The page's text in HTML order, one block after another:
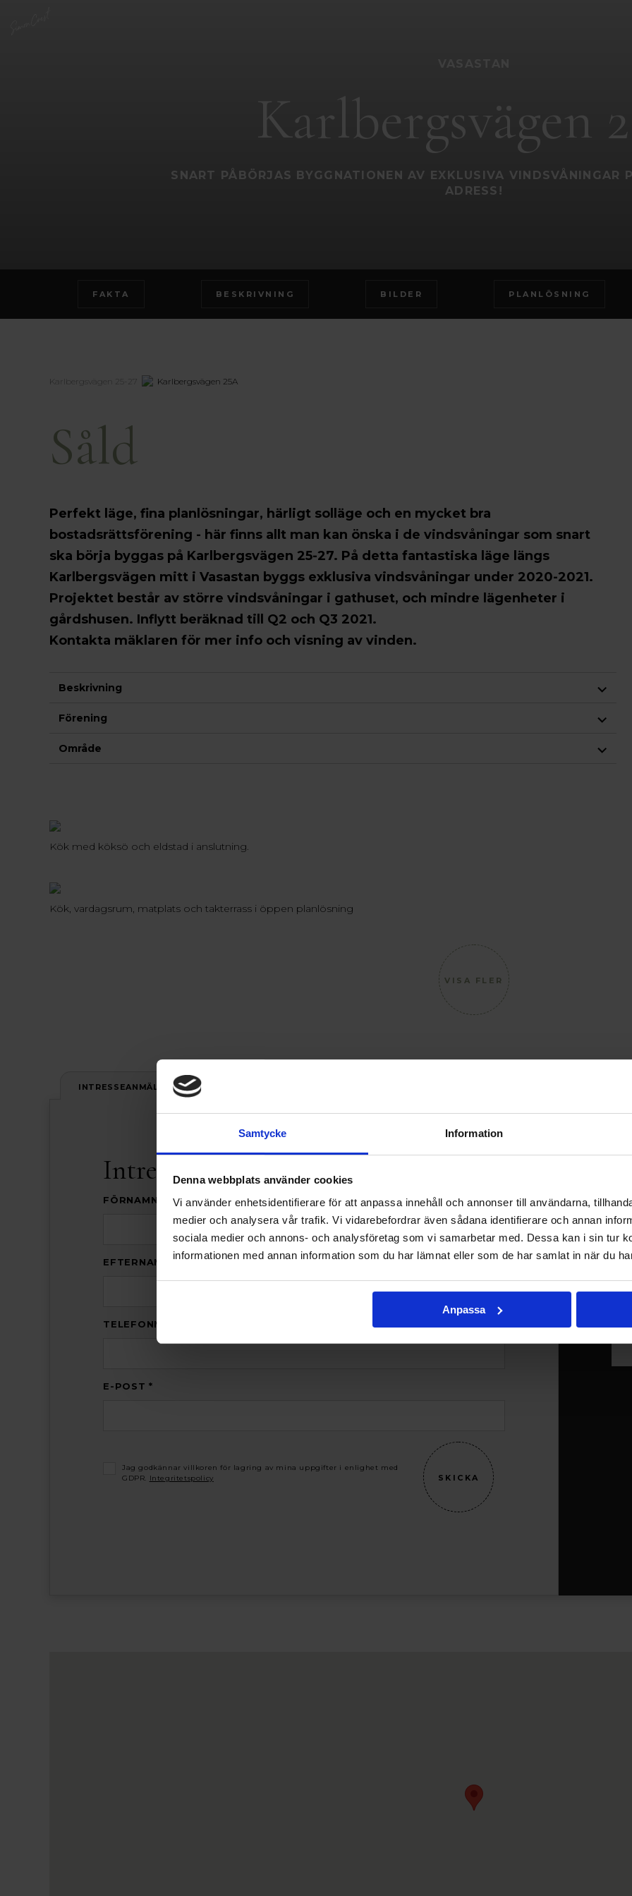
Samtycke Information
Denna webbplats använder cookies
Vi använder enhetsidentifierare för att anpassa innehåll och annonser till användarna,
medier och analysera vår trafik. Vi vidarebefordrar även sådana identifierare och annan
sociala medier och annons- och analysföretag som vi samarbetar med. Dessa kan i sin tur
informationen med annan information som du har lämnat eller som de har samlat in när du
Anpassa
Karlbergsvägen
SNART PÅBÖRJAS BYGGNATIONEN AV EXKLUSIVA VINDSVÅNINGAR
ADRESS!
FAKTA BESKRIVNING BILDER PLANLÖSNING
Karlbergsvägen 25-27 Karlbergsvägen 25A
Såld
Perfekt läge, fina planlösningar, härligt solläge och en mycket bra
bostadsrättsförening - här finns allt man kan önska i de vindsvåningar som snart
ska börja byggas på Karlbergsvägen 25-27. På detta fantastiska läge längs
Karlbergsvägen mitt i Vasastan byggs exklusiva vindsvåningar under 2020-2021.
Projektet består av större vindsvåningar i gathuset, och mindre lägenheter i
gårdshusen. Inflytt beräknad till Q2 och Q3 2021.
Kontakta mäklaren för mer info och visning av vinden.
Beskrivning
Förening
Område
Kök med köksö och eldstad i anslutning.
Kök, vardagsrum, matplats och takterrass i öppen planlösning
VISA FLER
INTRESSEANMÄLAN
Intresseanmälan
FÖRNAMN *
EFTERNAMN *
TELEFONNUMMER *
E-POST *
Jag godkännar villkoren för lagring av mina uppgifter i enlighet med
GDPR.
Integritetspolicy